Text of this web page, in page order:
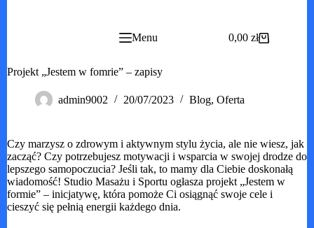
Menu Koszyk
0,00zł
Projekt „Jestem w fomrie” – zapisy
admin9002 20/07/2023 Blog, Oferta
Czy marzysz o zdrowym i aktywnym stylu życia, ale nie wiesz, jak
zacząć? Czy potrzebujesz motywacji i wsparcia w swojej drodze do
lepszego samopoczucia? Jeśli tak, to mamy dla Ciebie doskonałą
wiadomość! Studio Masażu i Sportu ogłasza projekt „Jestem w
formie” – inicjatywę, która pomoże Ci osiągnąć swoje cele i
cieszyć się pełnią energii każdego dnia.